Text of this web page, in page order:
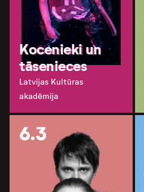
Kocenieki un
tāsenieces
Latvijas Kultūras
akadēmija
6.3